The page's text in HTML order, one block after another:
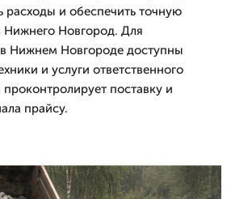
расходы и обеспечить точную
Нижнего Новгород. Для
Нижнем Новгороде доступны
и услуги ответственного
поставку и
прайсу.